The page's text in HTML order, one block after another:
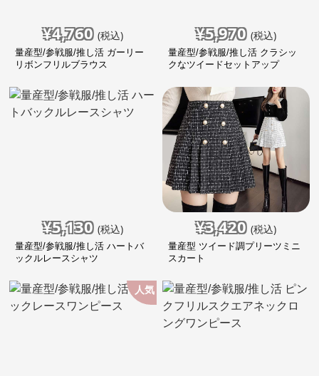
¥4,760 (税込)
量産型/参戦服/推し活 ガーリー
リボンフリルブラウス
¥5,970 (税込)
量産型/参戦服/推し活 クラシッ
クなツイードセットアップ
¥5,130 (税込)
量産型/参戦服/推し活 ハートバ
ックルレースシャツ
¥3,420 (税込)
量産型 ツイード調プリーツミニ
スカート
人気